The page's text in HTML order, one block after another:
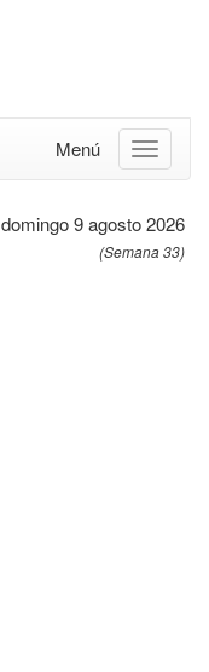
Menú
domingo 9 agosto 2026
(Semana 33)